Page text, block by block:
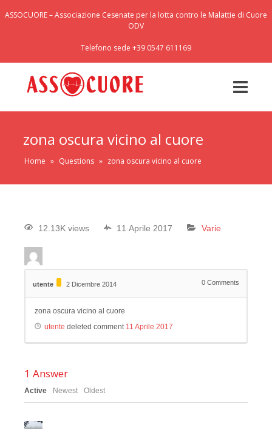
ASSOCUORE – Associazione Cesenate per la lotta contro le Malattie di Cuore
ODV
Telefono sede +39 0547 611169
zona oscura vicino al cuore
Home » Questions » zona oscura vicino al cuore
12.13K views 11 Aprile 2017 Varie
utente 2 Dicembre 2014 0 Comments
zona oscura vicino al cuore
utente deleted comment 11 Aprile 2017
1 Answer
Active Newest Oldest